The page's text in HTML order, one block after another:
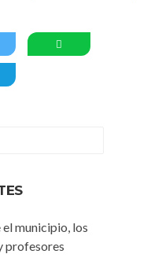
municipio, los
profesores